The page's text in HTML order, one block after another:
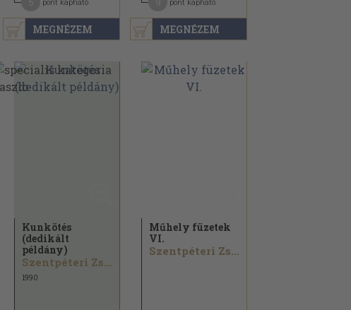
MEGNÉZEM
pont kapható
MEGNÉZEM
pont kapható
Kunkötés
(dedikált
példány)
Szentpéteri Zsigmond
1990
Műhely füzetek
VI.
Szentpéteri Zsigmond